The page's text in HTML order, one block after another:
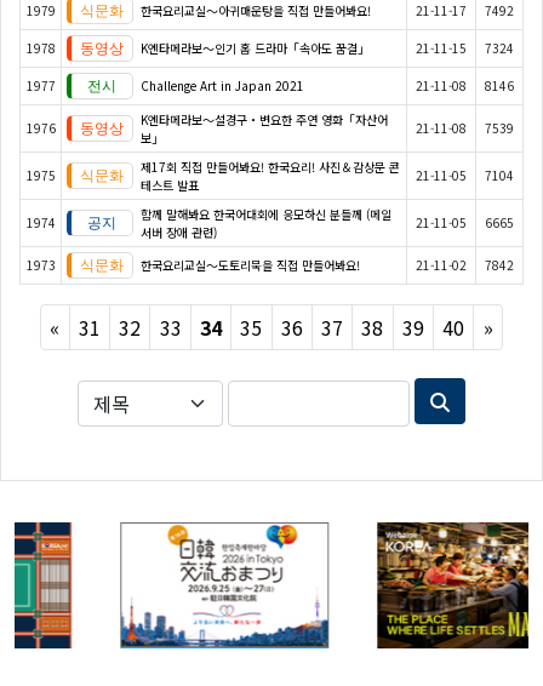
1979 한국요리교실〜아귀매운탕을 직접 만들어봐요! 21-11-17 7492
1978 K엔타메라보～인기 홈 드라마「속아도 꿈결」 21-11-15 7324
1977 Challenge Art in Japan 2021 21-11-08 8146
1976
K엔타메라보～설경구・변요한 주연 영화「자산어
보」
21-11-08 7539
1975
제17회 직접 만들어봐요! 한국요리! 사진＆감상문 콘
테스트 발표
21-11-05 7104
1974
함께 말해봐요 한국어대회에 응모하신 분들께 (메일
서버 장애 관련)
21-11-05 6665
1973 한국요리교실〜도토리묵을 직접 만들어봐요! 21-11-02 7842
« Previous
31 32 33 34 35 36 37 38 39 40 »Next